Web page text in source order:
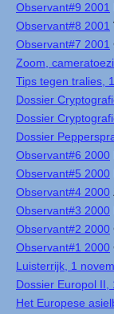
Observant#9 2001
Observant#8 2001
Observant#7 2001
Zoom,
Tips tegen tralies,
Dossier
Dossier
Dossier
Observant#6 2000
Observant#5 2000
Observant#4 2000
Observant#3 2000
Observant#2 2000
Observant#1 2000
Luisterrijk, 1
Dossier Europol II,
Het Europese